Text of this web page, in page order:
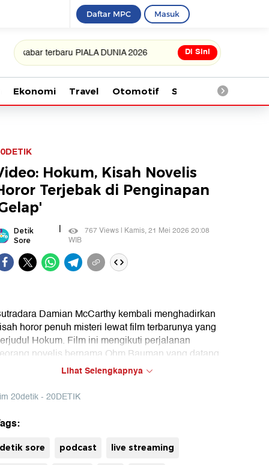
Daftar MPC Masuk
terbaru PIALA DUNIA 2026 Di Sini
Ekonomi Travel Otomotif Saintek
Hokum, Kisah Novelis
Terjebak di Penginapan
Detik
Sore
|
767 Views | Kamis, 21 Mei 2026 20:08
WIB
Damian McCarthy kembali menghadirkan
horor penuh misteri lewat film terbarunya yang
Hokum. Film ini mengikuti perjalanan
novelis bernama Ohm Bauman yang datang
ke penginapan terpencil untuk menebarkan abu
kedua orang tuanya, sebelum diteror kejadian-
misterius.
yang baru dalam film ini? Simak obrolan
dalam detikSore!
Lihat Selengkapnya
20detik - 20DETIK
detik sore podcast live streaming